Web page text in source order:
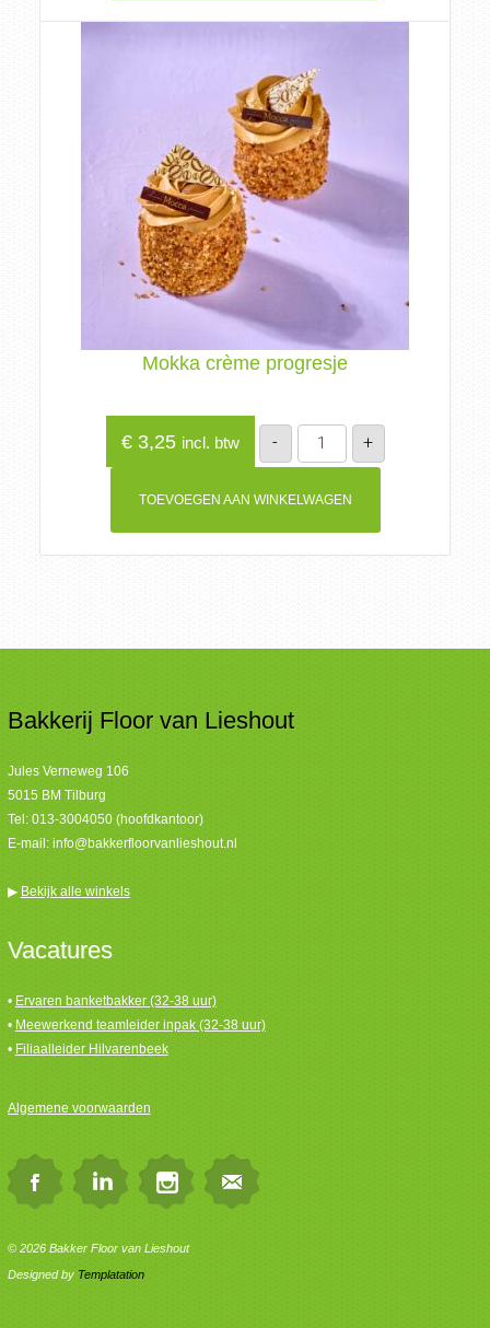
Mokka crème progresje
€3,25 incl. btw -
Mokka
crème
progresje
+
TOEVOEGEN AAN WINKELWAGEN
Bakkerij Floor van Lieshout
Jules Verneweg 106
5015 BM Tilburg
Tel: 013-3004050 (hoofdkantoor)
E-mail: info@bakkerfloorvanlieshout.nl
▶ Bekijk alle winkels
Vacatures
• Ervaren banketbakker (32-38 uur)
• Meewerkend teamleider inpak (32-38 uur)
• Filiaalleider Hilvarenbeek
Algemene voorwaarden
© 2026 Bakker Floor van Lieshout
Designed by Templatation